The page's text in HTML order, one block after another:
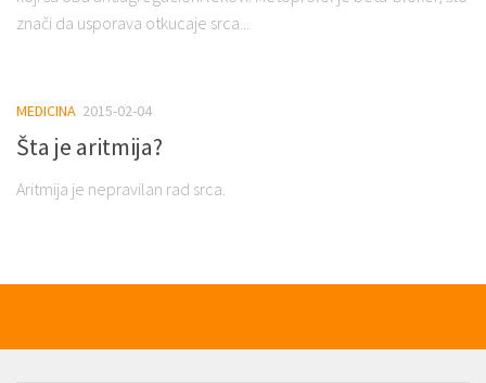
znači da usporava otkucaje srca...
MEDICINA 2015-02-04
Šta je aritmija?
Aritmija je nepravilan rad srca.